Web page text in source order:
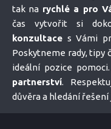
tak na rychlé a pro
čas vytvořit si
konzultace s Vámi
Poskytneme rady, tipy
ideální pozice
partnerství.
důvěra a hledání